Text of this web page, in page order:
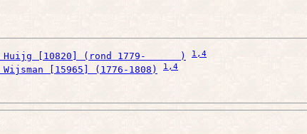
[10820] (rond 1779-      ) 1 ,4
[15965] (1776-1808) 1 ,4